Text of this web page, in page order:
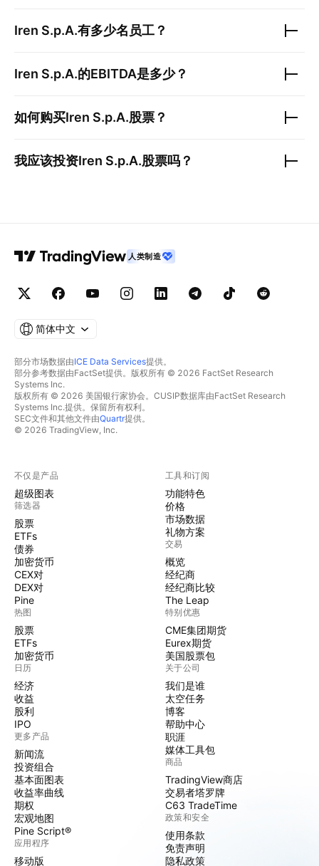
Iren S.p.A.有多少名员工？
Iren S.p.A.的EBITDA是多少？
如何购买Iren S.p.A.股票？
我应该投资Iren S.p.A.股票吗？
人类制造
简体中文
部分市场数据由ICE Data Services提供。
部分参考数据由FactSet提供。版权所有 © 2026 FactSet Research
Systems Inc.
版权所有 © 2026 美国银行家协会。CUSIP数据库由FactSet Research
Systems Inc.提供。保留所有权利。
SEC文件和其他文件由Quartr提供。
© 2026 TradingView, Inc.
不仅是产品
超级图表
筛选器
股票
ETFs
债券
加密货币
CEX对
DEX对
Pine
热图
股票
ETFs
加密货币
日历
经济
收益
股利
IPO
更多产品
新闻流
投资组合
基本面图表
收益率曲线
期权
宏观地图
Pine Script®
应用程序
移动版
工具和订阅
功能特色
价格
市场数据
礼物方案
交易
概览
经纪商
经纪商比较
The Leap
特别优惠
CME集团期货
Eurex期货
美国股票包
关于公司
我们是谁
太空任务
博客
帮助中心
职涯
媒体工具包
商品
TradingView商店
交易者塔罗牌
C63 TradeTime
政策和安全
使用条款
免责声明
隐私政策